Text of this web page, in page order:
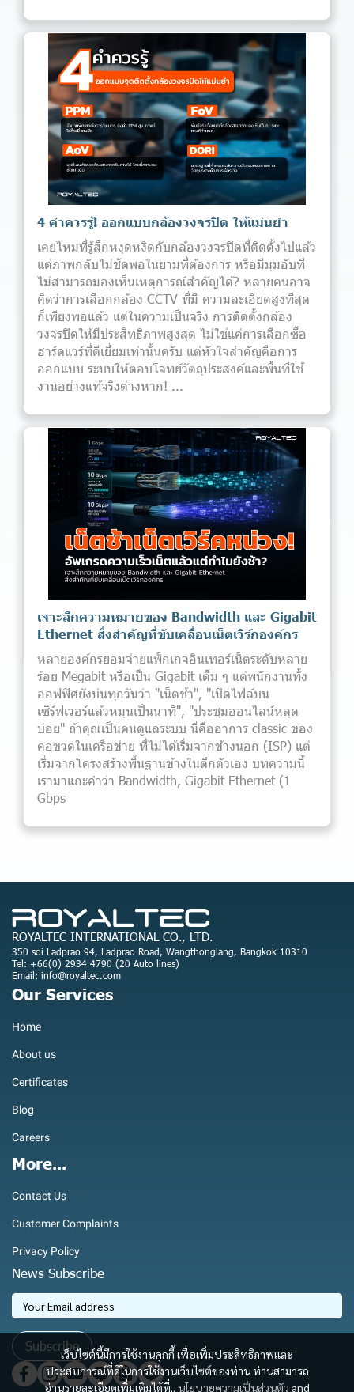
4 คำควรรู้! ออกแบบกล้องวงจรปิด ให้แม่นยำ
เคยไหมที่รู้สึกหงุดหงิดกับกล้องวงจรปิดที่ติดตั้งไปแล้ว
แต่ภาพกลับไม่ชัดพอในยามที่ต้องการ หรือมีมุมอับที่
ไม่สามารถมองเห็นเหตุการณ์สำคัญได้? หลายคนอาจ
คิดว่าการเลือกกล้อง CCTV ที่มี ความละเอียดสูงที่สุด
ก็เพียงพอแล้ว แต่ในความเป็นจริง การติดตั้งกล้อง
วงจรปิดให้มีประสิทธิภาพสูงสุด ไม่ใช่แค่การเลือกซื้อ
ฮาร์ดแวร์ที่ดีเยี่ยมเท่านั้นครับ แต่หัวใจสำคัญคือการ
ออกแบบ ระบบให้ตอบโจทย์วัตถุประสงค์และพื้นที่ใช้
งานอย่างแท้จริงต่างหาก! ...
เจาะลึกความหมายของ Bandwidth และ Gigabit
Ethernet สิ่งสำคัญที่ขับเคลื่อนเน็ตเวิร์กองค์กร
หลายองค์กรยอมจ่ายแพ็กเกจอินเทอร์เน็ตระดับหลาย
ร้อย Megabit หรือเป็น Gigabit เต็ม ๆ แต่พนักงานทั้ง
ออฟฟิศยังบ่นทุกวันว่า "เน็ตช้า", "เปิดไฟล์บน
เซิร์ฟเวอร์แล้วหมุนเป็นนาที", "ประชุมออนไลน์หลุด
บ่อย" ถ้าคุณเป็นคนดูแลระบบ นี่คืออาการ classic ของ
คอขวดในเครือข่าย ที่ไม่ได้เริ่มจากข้างนอก (ISP) แต่
เริ่มจากโครงสร้างพื้นฐานข้างในตึกตัวเอง บทความนี้
เรามาแกะคำว่า Bandwidth, Gigabit Ethernet (1
Gbps
เว็บไซต์นี้มีการใช้งานคุกกี้ เพื่อเพิ่มประสิทธิภาพและ
ประสบการณ์ที่ดีในการใช้งานเว็บไซต์ของท่าน ท่านสามารถ
อ่านรายละเอียดเพิ่มเติมได้ที่.. นโยบายความเป็นส่วนตัว and
ROYALTEC INTERNATIONAL CO., LTD.
350 soi Ladprao 94, Ladprao Road, Wangthonglang, Bangkok 10310
Tel: +66(0) 2934 4790 (20 Auto lines)
Email: info@royaltec.com
Our Services
Home
About us
Certificates
Blog
Careers
More...
Contact Us
Customer Complaints
Privacy Policy
News Subscribe
Subscribe